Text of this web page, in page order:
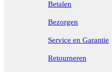
Betalen
Bezorgen
Service en Garantie
Retourneren